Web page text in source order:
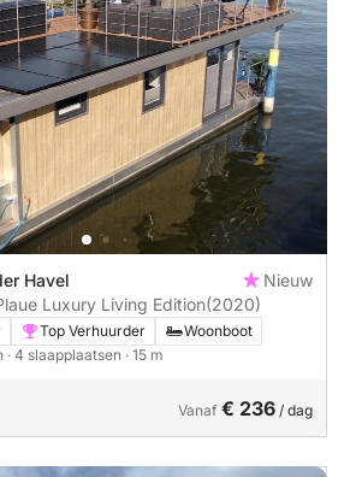
Havel
Nieuw
Luxury Living Edition(2020)
Top Verhuurder
Woonboot
· 4 slaapplaatsen · 15 m
Vanaf € 236 / dag